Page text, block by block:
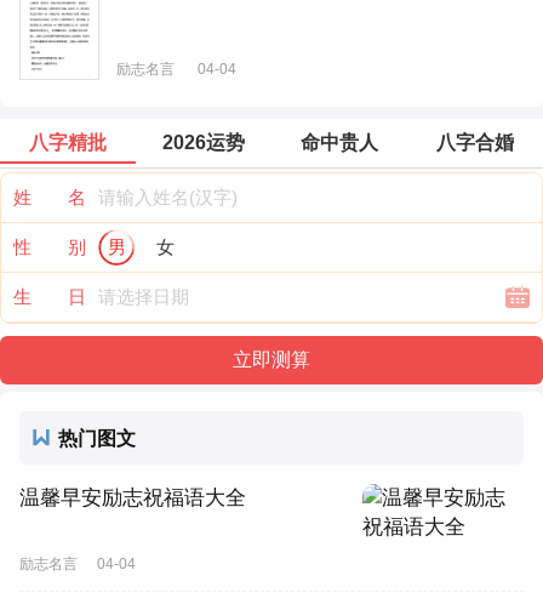
励志名言 04-04
八字精批 2026运势 命中贵人 八字合婚
姓 名
性 别 男 女
生 日
热门图文
温馨早安励志祝福语大全
励志名言 04-04